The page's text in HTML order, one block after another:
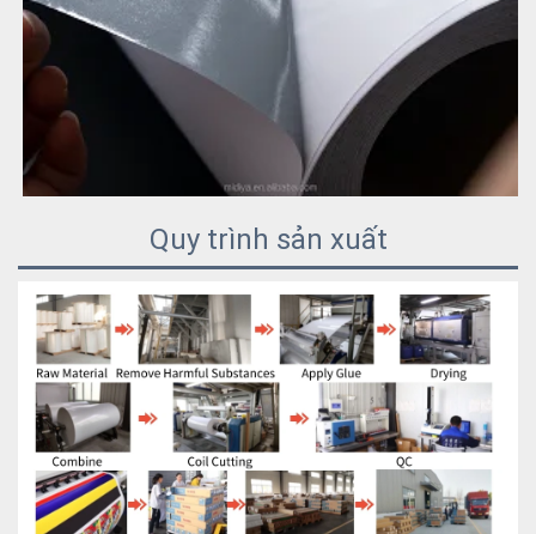
Quy trình sản xuất